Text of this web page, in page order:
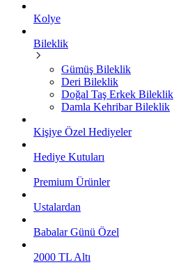
Kolye
Bileklik
Gümüş Bileklik
Deri Bileklik
Doğal Taş Erkek Bileklik
Damla Kehribar Bileklik
Kişiye Özel Hediyeler
Hediye Kutuları
Premium Ürünler
Ustalardan
Babalar Günü Özel
2000 TL Altı